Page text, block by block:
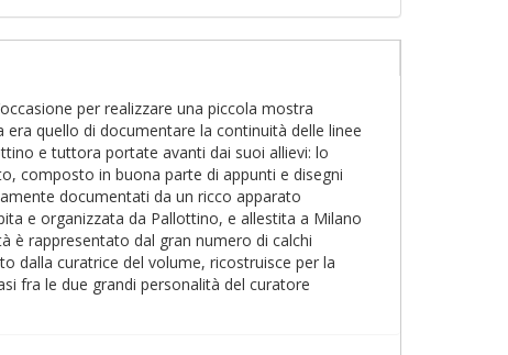
per realizzare una piccola mostra
quello di documentare la continuità delle linee
e tuttora portate avanti dai suoi allievi: lo
composto in buona parte di appunti e disegni
documentati da un ricco apparato
e organizzata da Pallottino, e allestita a Milano
è rappresentato dal gran numero di calchi
dalla curatrice del volume, ricostruisce per la
fra le due grandi personalità del curatore